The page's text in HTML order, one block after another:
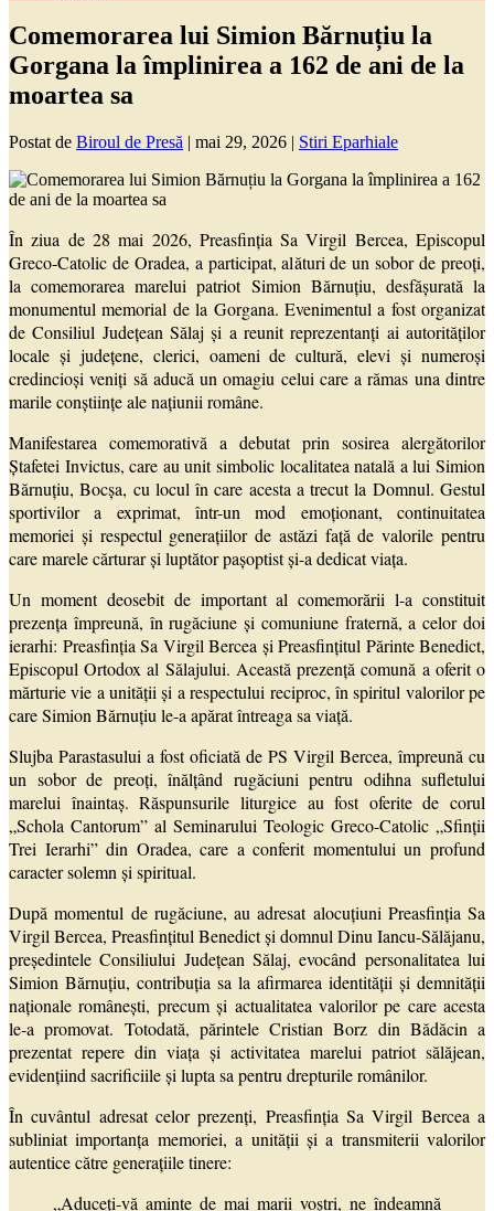
Comemorarea lui Simion Bărnuțiu la
Gorgana la împlinirea a 162 de ani de la
moartea sa
Postat de Biroul de Presă | mai 29, 2026 | Stiri Eparhiale
În ziua de 28 mai 2026, Preasfinția Sa Virgil Bercea, Episcopul
Greco-Catolic de Oradea, a participat, alături de un sobor de preoți,
la comemorarea marelui patriot Simion Bărnuțiu, desfășurată la
monumentul memorial de la Gorgana. Evenimentul a fost organizat
de Consiliul Județean Sălaj și a reunit reprezentanți ai autorităților
locale și județene, clerici, oameni de cultură, elevi și numeroși
credincioși veniți să aducă un omagiu celui care a rămas una dintre
marile conștiințe ale națiunii române.
Manifestarea comemorativă a debutat prin sosirea alergătorilor
Ștafetei Invictus, care au unit simbolic localitatea natală a lui Simion
Bărnuțiu, Bocșa, cu locul în care acesta a trecut la Domnul. Gestul
sportivilor a exprimat, într-un mod emoționant, continuitatea
memoriei și respectul generațiilor de astăzi față de valorile pentru
care marele cărturar și luptător pașoptist și-a dedicat viața.
Un moment deosebit de important al comemorării l-a constituit
prezența împreună, în rugăciune și comuniune fraternă, a celor doi
ierarhi: Preasfinția Sa Virgil Bercea și Preasfințitul Părinte Benedict,
Episcopul Ortodox al Sălajului. Această prezență comună a oferit o
mărturie vie a unității și a respectului reciproc, în spiritul valorilor pe
care Simion Bărnuțiu le-a apărat întreaga sa viață.
Slujba Parastasului a fost oficiată de PS Virgil Bercea, împreună cu
un sobor de preoți, înălțând rugăciuni pentru odihna sufletului
marelui înaintaș. Răspunsurile liturgice au fost oferite de corul
„Schola Cantorum” al Seminarului Teologic Greco-Catolic „Sfinții
Trei Ierarhi” din Oradea, care a conferit momentului un profund
caracter solemn și spiritual.
După momentul de rugăciune, au adresat alocuțiuni Preasfinția Sa
Virgil Bercea, Preasfințitul Benedict și domnul Dinu Iancu-Sălăjanu,
președintele Consiliului Județean Sălaj, evocând personalitatea lui
Simion Bărnuțiu, contribuția sa la afirmarea identității și demnității
naționale românești, precum și actualitatea valorilor pe care acesta
le-a promovat. Totodată, părintele Cristian Borz din Bădăcin a
prezentat repere din viața și activitatea marelui patriot sălăjean,
evidențiind sacrificiile și lupta sa pentru drepturile românilor.
În cuvântul adresat celor prezenți, Preasfinția Sa Virgil Bercea a
subliniat importanța memoriei, a unității și a transmiterii valorilor
autentice către generațiile tinere:
„Aduceți-vă aminte de mai marii voștri, ne îndeamnă